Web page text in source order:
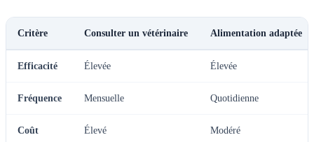
Critère Consulter un vétérinaire Alimentation adaptée
Efficacité Élevée Élevée
Fréquence Mensuelle Quotidienne
Coût Élevé Modéré